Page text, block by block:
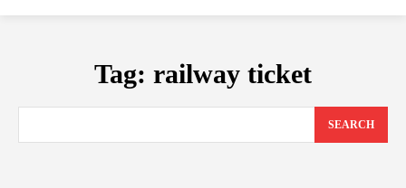
Tag: railway ticket
SEARCH